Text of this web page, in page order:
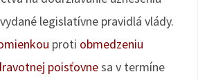
legislatívne pravidlá vlády.
proti obmedzeniu
poisťovnesa v termíne